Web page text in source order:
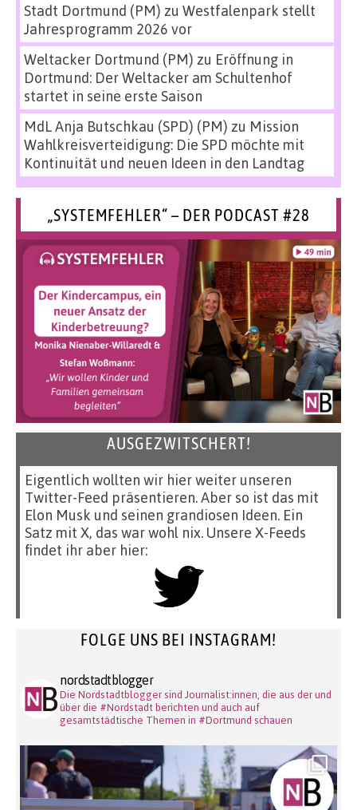
Stadt Dortmund (PM) zu Westfalenpark stellt
Jahresprogramm 2026 vor
Weltacker Dortmund (PM) zu Eröffnung in
Dortmund: Der Weltacker am Schultenhof
startet in seine erste Saison
MdL Anja Butschkau (SPD) (PM) zu Mission
Wahlkreisverteidigung: Die SPD möchte mit
Kontinuität und neuen Ideen in den Landtag
„SYSTEMFEHLER“ – DER PODCAST #28
AUSGEZWITSCHERT!
Eigentlich wollten wir hier weiter unseren
Twitter-Feed präsentieren. Aber so ist das mit
Elon Musk und seinen grandiosen Ideen. Ein
Satz mit X, das war wohl nix. Unsere X-Feeds
findet ihr aber hier:
FOLGE UNS BEI INSTAGRAM!
nordstadtblogger
Die Nordstadtblogger sind Journalist:innen, die aus der und
über die #Nordstadt berichten und auch auf
gesamtstädtische Themen in #Dortmund schauen